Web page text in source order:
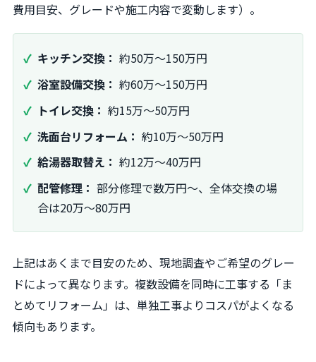
費用目安、グレードや施工内容で変動します）。
キッチン交換： 約50万～150万円
浴室設備交換： 約60万～150万円
トイレ交換： 約15万～50万円
洗面台リフォーム： 約10万～50万円
給湯器取替え： 約12万～40万円
配管修理： 部分修理で数万円～、全体交換の場
合は20万～80万円
上記はあくまで目安のため、現地調査やご希望のグレー
ドによって異なります。複数設備を同時に工事する「ま
とめてリフォーム」は、単独工事よりコスパがよくなる
傾向もあります。